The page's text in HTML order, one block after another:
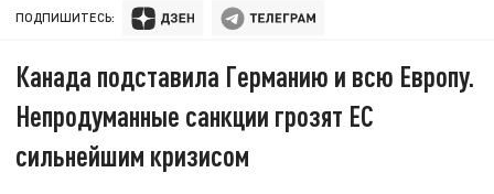
ПОДПИШИТЕСЬ:
Канада подставила Германию и всю Европу.
Непродуманные санкции грозят ЕС
сильнейшим кризисом